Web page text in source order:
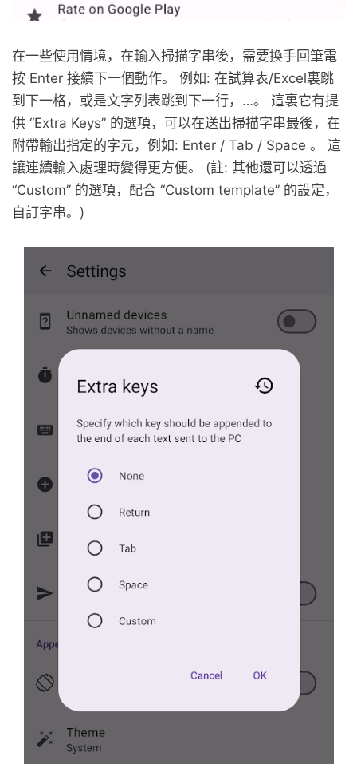
在一些使用情境，在輸入掃描字串後，需要換手回筆電
按 Enter 接續下一個動作。 例如: 在試算表/Excel裏跳
到下一格，或是文字列表跳到下一行，…。 這裏它有提
供 “Extra Keys” 的選項，可以在送出掃描字串最後，在
附帶輸出指定的字元，例如: Enter / Tab / Space 。 這
讓連續輸入處理時變得更方便。 (註: 其他還可以透過
“Custom” 的選項，配合 “Custom template” 的設定，
自訂字串。)